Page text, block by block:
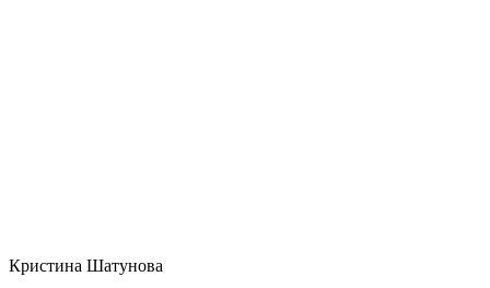
Кристина Шатунова